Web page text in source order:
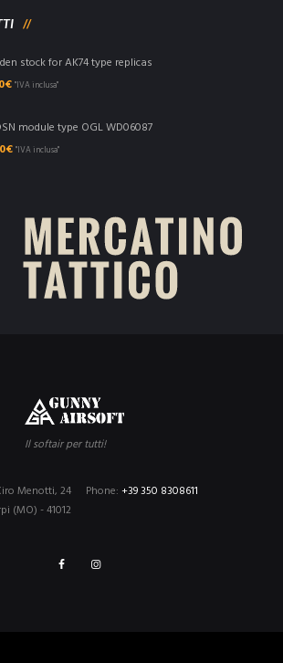
stock for AK74 type replicas
€ "IVA inclusa"
module type OGL WD06087
€ "IVA inclusa"
Il softair per tutti!
Phone: +39 350 8308611
Menotti, 24
(MO) - 41012